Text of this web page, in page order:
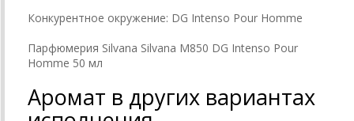
Конкурентное окружение: DG Intenso Pour Homme
Парфюмерия Silvana Silvana M850 DG Intenso Pour
Homme 50 мл
Аромат в других вариантах